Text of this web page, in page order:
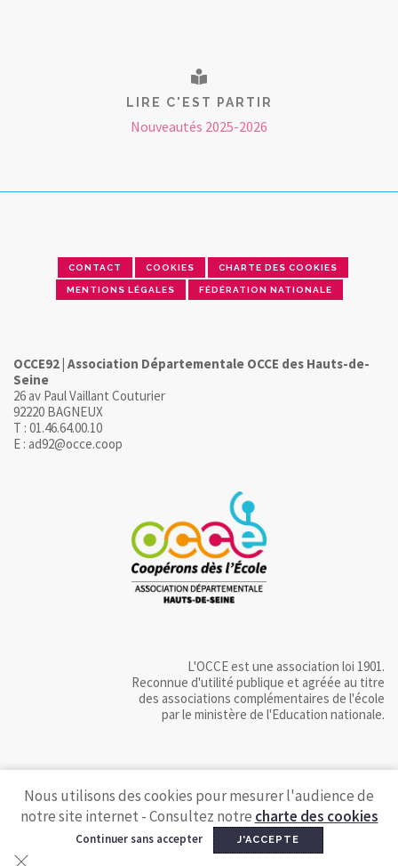
LIRE C'EST PARTIR
Nouveautés 2025-2026
CONTACT COOKIES CHARTE DES COOKIES
MENTIONS LÉGALES FÉDÉRATION NATIONALE
OCCE92 | Association Départementale OCCE des Hauts-de-
Seine
26 av Paul Vaillant Couturier
92220 BAGNEUX
T : 01.46.64.00.10
E : ad92@occe.coop
L'OCCE est une association loi 1901.
Reconnue d'utilité publique et agréée au titre
des associations complémentaires de l'école
par le ministère de l'Education nationale.
Nous utilisons des cookies pour mesurer l'audience de
notre site internet - Consultez notre charte des cookies
Continuer sans accepter J'ACCEPTE